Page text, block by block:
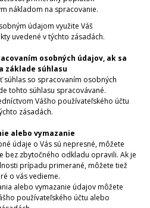
nákladom na spracovanie.
údajom využite Váš
uvedené v týchto zásadách.
osobných údajov, ak sa
základe súhlasu
so spracovaním osobných
tohto súhlasu spracovávané.
Vášho používateľského účtu
zásadách.
alebo vymazanie
údaje o Vás sú nepresné, môžete
bez zbytočného odkladu opravili. Ak je
prípadu primerané, môžete tiež
o vás vedieme.
alebo vymazanie údajov môžete
používateľského účtu alebo